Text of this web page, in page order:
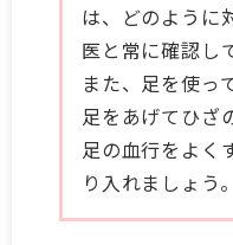
は、どのように
医と常に確認し
また、足を使っ
足をあげてひざ
足の血行をよく
り入れましょう。